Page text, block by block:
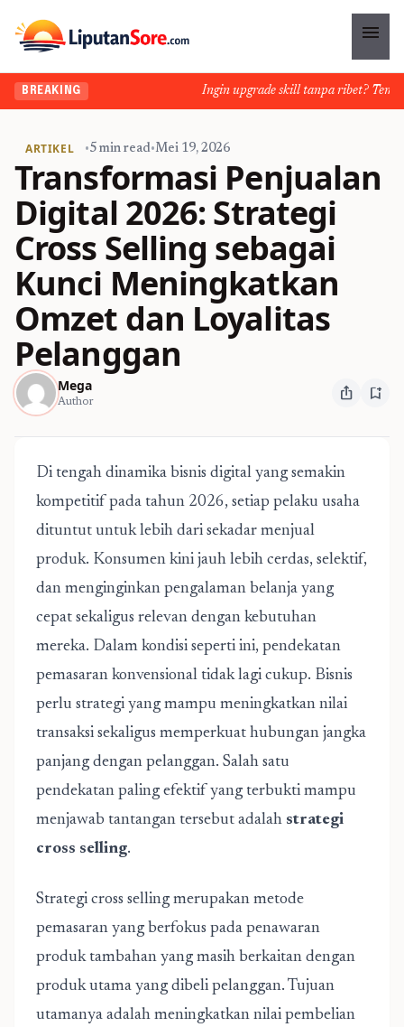
menu
BREAKING Ingin upgrade skill tanpa ribet?
ARTIKEL •5 min read•Mei 19, 2026
Transformasi Penjualan
Digital 2026: Strategi
Cross Selling sebagai
Kunci Meningkatkan
Omzet dan Loyalitas
Pelanggan
Mega
Author ios_share bookmark_add
Di tengah dinamika bisnis digital yang semakin
kompetitif pada tahun 2026, setiap pelaku usaha
dituntut untuk lebih dari sekadar menjual
produk. Konsumen kini jauh lebih cerdas, selektif,
dan menginginkan pengalaman belanja yang
cepat sekaligus relevan dengan kebutuhan
mereka. Dalam kondisi seperti ini, pendekatan
pemasaran konvensional tidak lagi cukup. Bisnis
perlu strategi yang mampu meningkatkan nilai
transaksi sekaligus memperkuat hubungan jangka
panjang dengan pelanggan. Salah satu
pendekatan paling efektif yang terbukti mampu
menjawab tantangan tersebut adalah strategi
cross selling.
Strategi cross selling merupakan metode
pemasaran yang berfokus pada penawaran
produk tambahan yang masih berkaitan dengan
produk utama yang dibeli pelanggan. Tujuan
utamanya adalah meningkatkan nilai pembelian